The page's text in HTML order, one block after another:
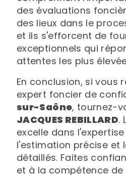
des évaluations
des lieux dans le
et ils s'efforcent de
exceptionnels qui
attentes les plus
En conclusion, si vous
expert foncier de
sur-Saône, tournez-
JACQUES REBILLARD.
excelle dans
l'estimation précise et
détaillés. Faites
et à la compétence de